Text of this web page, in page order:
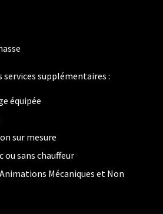
services supplémentaires :
équipée
sur mesure
ou sans chauffeur
Mécaniques et Non